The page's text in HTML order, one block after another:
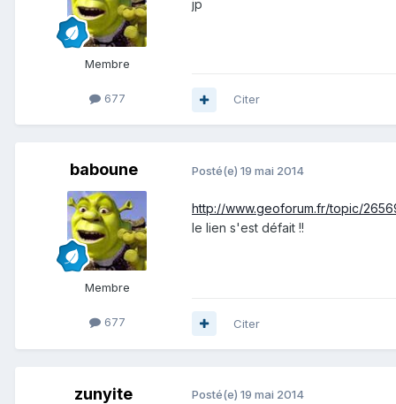
Membre
677
jp
Citer
baboune
Membre
677
Posté(e) 19 mai 2014
http://www.geoforum.fr/topic/
le lien s'est défait !!
Citer
zunyite Posté(e) 19 mai 2014